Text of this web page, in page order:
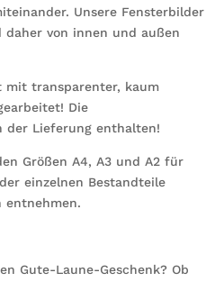
Unsere Fensterbilder
von innen und außen
mit transparenter, kaum
Die
der Lieferung enthalten!
Größen A4, A3 und A2 für
einzelnen Bestandteile
entnehmen.
Gute-Laune-Geschenk? Ob